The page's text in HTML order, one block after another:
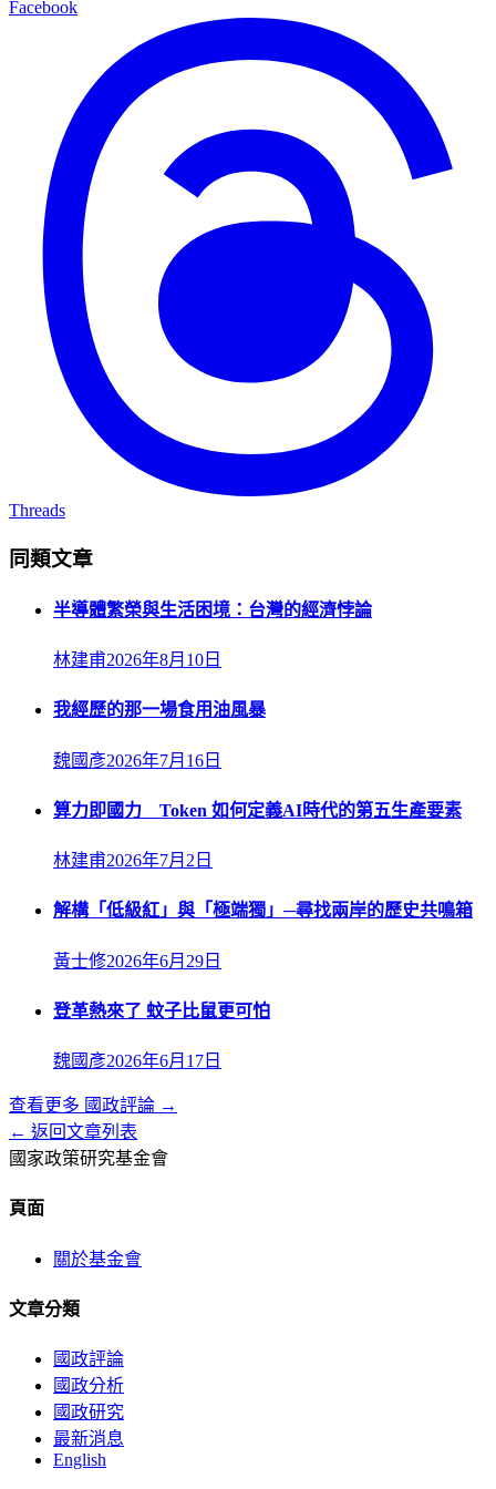
Facebook
Threads
同類文章
半導體繁榮與生活困境：台灣的經濟悖論
林建甫2026年8月10日
我經歷的那一場食用油風暴
魏國彥2026年7月16日
算力即國力 Token 如何定義AI時代的第五生產要素
林建甫2026年7月2日
解構「低級紅」與「極端獨」─尋找兩岸的歷史共鳴箱
黃士修2026年6月29日
登革熱來了 蚊子比鼠更可怕
魏國彥2026年6月17日
查看更多 國政評論 →
← 返回文章列表
國家政策研究基金會
頁面
關於基金會
文章分類
國政評論
國政分析
國政研究
最新消息
English